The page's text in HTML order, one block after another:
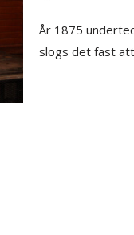
År 1875
slogs det fast